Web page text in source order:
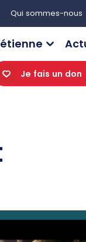
Qui sommes-nous
Je fais un don